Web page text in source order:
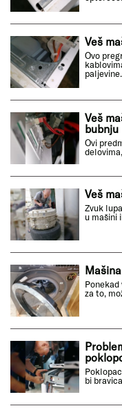
Veš
Ovo
paljevine.
Veš
bubnju
Ovi
Veš
Zvuk
u mašini
za to,
bi